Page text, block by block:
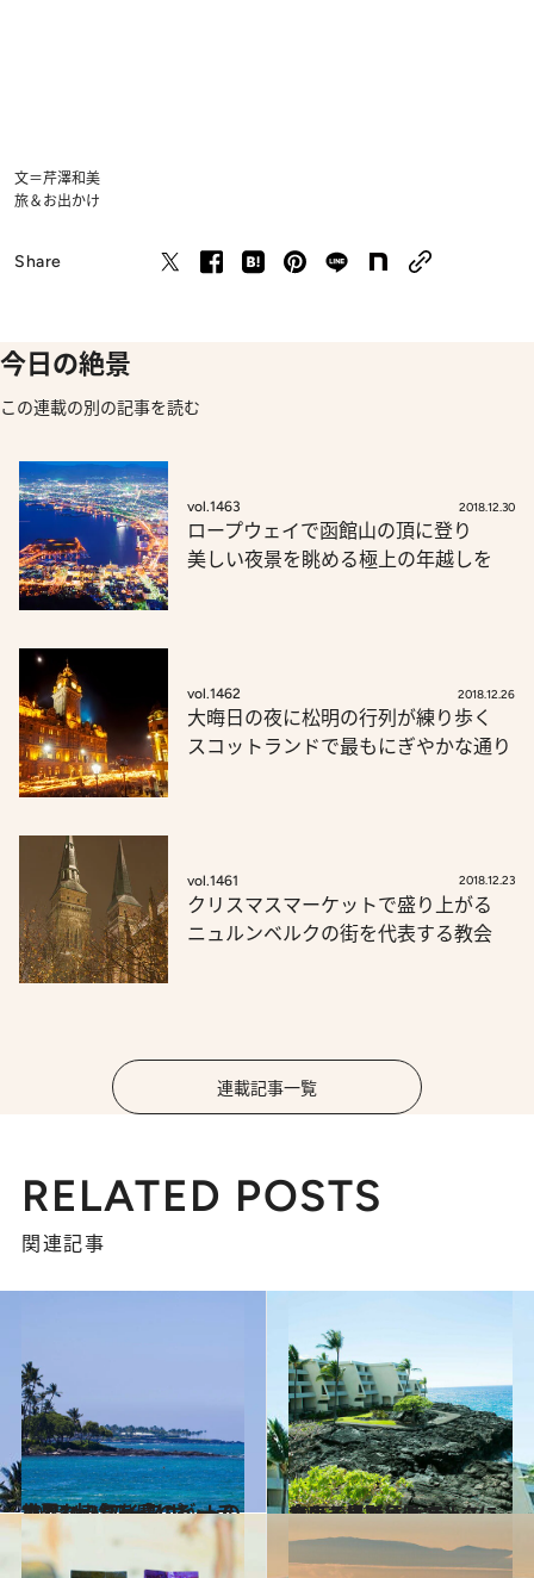
文＝芹澤和美
旅＆お出かけ
Share
今日の絶景
この連載の別の記事を読む
vol.1463 2018.12.30
ロープウェイで函館山の頂に登り
美しい夜景を眺める極上の年越しを
vol.1462 2018.12.26
大晦日の夜に松明の行列が練り歩く
スコットランドで最もにぎやかな通り
vol.1461 2018.12.23
クリスマスマーケットで盛り上がる
ニュルンベルクの街を代表する教会
連載記事一覧
RELATED POSTS
関連記事
2015.4.4
世界3大パワースポットのひとつ ハワイ島のビーチで聖なる気を感じる
旅＆お出かけ 2015.6.22
ハワイ島で毎晩マンタに会える場所 シェラトン・コナ・リゾート
旅＆お出かけ